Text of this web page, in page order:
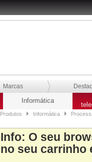
Marcas
Informática
Produtos Informática
Info: O seu
no seu carrinho